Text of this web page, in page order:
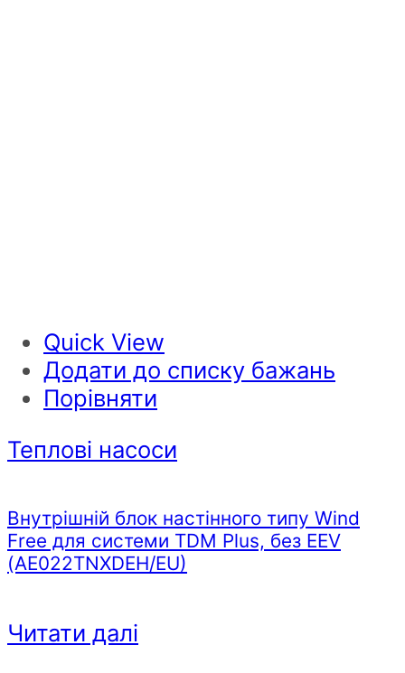
Quick View
Додати до списку бажань
Порівняти
Теплові насоси
Внутрішній блок настінного типу Wind
Free для системи TDM Plus, без EEV
(AE022TNXDEH/EU)
Читати далі